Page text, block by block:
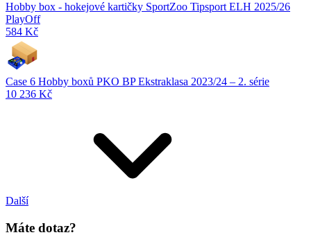
Hobby box - hokejové kartičky SportZoo Tipsport ELH 2025/26
PlayOff
584 Kč
Case 6 Hobby boxů PKO BP Ekstraklasa 2023/24 – 2. série
10 236 Kč
Další
Máte dotaz?